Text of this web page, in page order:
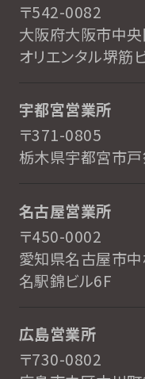
〒542-0082
大阪府大阪市中
オリエンタル堺筋
宇都宮営業所
〒371-0805
栃木県宇都宮市
名古屋営業所
〒450-0002
愛知県名古屋市
名駅錦ビル6F
広島営業所
〒730-0802